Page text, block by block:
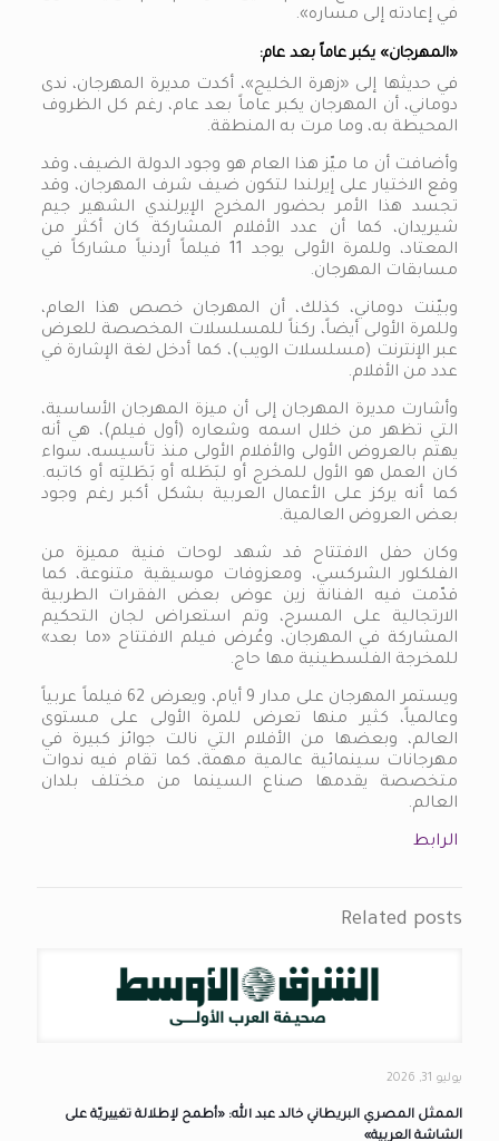
في إعادته إلى مساره».
«المهرجان» يكبر عاماً بعد عام:
في حديثها إلى «زهرة الخليج»، أكدت مديرة المهرجان، ندى
دوماني، أن المهرجان يكبر عاماً بعد عام، رغم كل الظروف
المحيطة به، وما مرت به المنطقة.
وأضافت أن ما ميّز هذا العام هو وجود الدولة الضيف، وقد
وقع الاختيار على إيرلندا لتكون ضيف شرف المهرجان، وقد
تجسد هذا الأمر بحضور المخرج الإيرلندي الشهير جيم
شيريدان، كما أن عدد الأفلام المشاركة كان أكثر من
المعتاد، وللمرة الأولى يوجد 11 فيلماً أردنياً مشاركاً في
مسابقات المهرجان.
وبيّنت دوماني، كذلك، أن المهرجان خصص هذا العام،
وللمرة الأولى أيضاً، ركناً للمسلسلات المخصصة للعرض
عبر الإنترنت (مسلسلات الويب)، كما أدخل لغة الإشارة في
عدد من الأفلام.
وأشارت مديرة المهرجان إلى أن ميزة المهرجان الأساسية،
التي تظهر من خلال اسمه وشعاره (أول فيلم)، هي أنه
يهتم بالعروض الأولى والأفلام الأولى منذ تأسيسه، سواء
كان العمل هو الأول للمخرج أو لبَطَله أو بَطَلتِه أو كاتبه.
كما أنه يركز على الأعمال العربية بشكل أكبر رغم وجود
بعض العروض العالمية.
وكان حفل الافتتاح قد شهد لوحات فنية مميزة من
الفلكلور الشركسي، ومعزوفات موسيقية متنوعة، كما
قدّمت فيه الفنانة زين عوض بعض الفقرات الطربية
الارتجالية على المسرح، وتم استعراض لجان التحكيم
المشاركة في المهرجان، وعُرض فيلم الافتتاح «ما بعد»
للمخرجة الفلسطينية مها حاج.
ويستمر المهرجان على مدار 9 أيام، ويعرض 62 فيلماً عربياً
وعالمياً، كثير منها تعرض للمرة الأولى على مستوى
العالم، وبعضها من الأفلام التي نالت جوائز كبيرة في
مهرجانات سينمائية عالمية مهمة، كما تقام فيه ندوات
متخصصة يقدمها صناع السينما من مختلف بلدان
العالم.
الرابط
Related posts
يوليو 31, 2026
الممثل المصري البريطاني خالد عبد الله: «أطمح لإطلالة تغييريّة على
الشاشة العربية»